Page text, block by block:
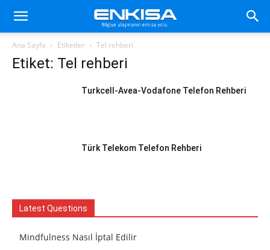
Ana Sayfa Etiketler Tel rehberi
Etiket: Tel rehberi
Turkcell-Avea-Vodafone Telefon Rehberi
Türk Telekom Telefon Rehberi
Latest Questions
Mindfulness Nasıl İptal Edilir